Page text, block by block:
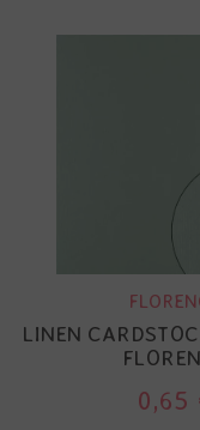
LINEN
0,65